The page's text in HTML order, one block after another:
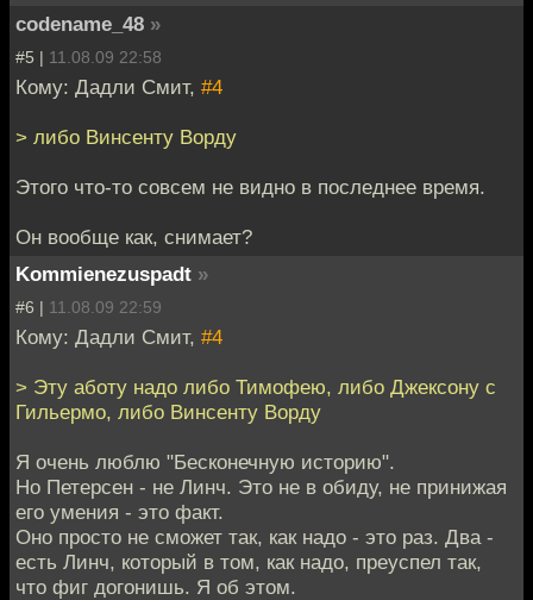
codename_48 »
#5 | 11.08.09 22:58
Кому: Дадли Смит, #4
> либо Винсенту Ворду
Этого что-то совсем не видно в последнее время.
Он вообще как, снимает?
Kommienezuspadt »
#6 | 11.08.09 22:59
Кому: Дадли Смит, #4
> Эту аботу надо либо Тимофею, либо Джексону с
Гильермо, либо Винсенту Ворду
Я очень люблю "Бесконечную историю".
Но Петерсен - не Линч. Это не в обиду, не принижая
его умения - это факт.
Оно просто не сможет так, как надо - это раз. Два -
есть Линч, который в том, как надо, преуспел так,
что фиг догонишь. Я об этом.